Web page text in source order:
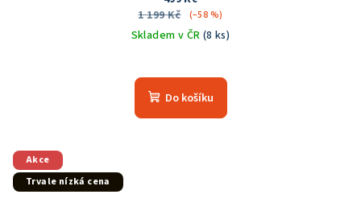
1 199 Kč
(–58 %)
Skladem v ČR (8 ks)
Do košíku
Akce
Trvale nízká cena